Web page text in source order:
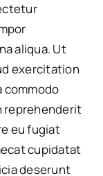
aliqua. Ut
exercitation
commodo
reprehenderit
eu fugiat
cupidatat
deserunt